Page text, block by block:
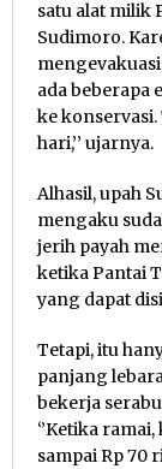
satu alat milik
Sudimoro.
ada beberapa
ke
hari,’’ ujarnya.
Alhasil, upah
mengaku
jerih payah
ketika Pantai
yang dapat
Tetapi, itu
panjang
bekerja
‘’Ketika
sampai Rp 70